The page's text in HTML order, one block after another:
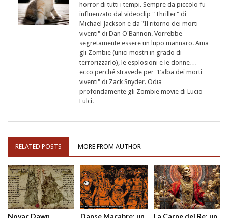
horror di tutti i tempi. Sempre da piccolo fu
influenzato dal videoclip "Thriller" di
Michael Jackson e da "Il ritorno dei morti
viventi" di Dan O'Bannon. Vorrebbe
segretamente essere un lupo mannaro. Ama
gli Zombie (unici mostri in grado di
terrorizzarlo), le esplosioni e le donne…
ecco perché stravede per "L’alba dei morti
viventi" di Zack Snyder. Odia
profondamente gli Zombie movie di Lucio
Fulci.
RELATED POSTS MORE FROM AUTHOR
Novac Dawn Danse Macabre: un La Carne dei Re: un